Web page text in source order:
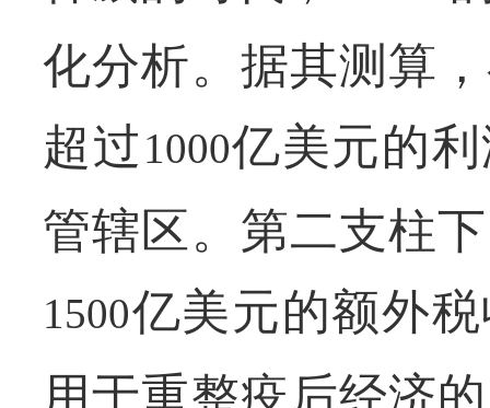
化分析。据其测算
超过1000亿美元的
管辖区。第二支柱
1500亿美元的额外
用于重整疫后经济